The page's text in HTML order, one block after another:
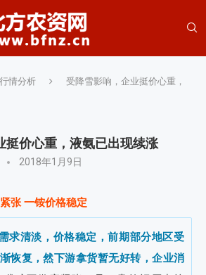
行情分析
受降雪影响，企业挺价心重，
挺价心重，液氨已出现续涨
2018年1月9日
张 一铵价格稳定
求清淡，价格稳定，前期部分地区受
恢复，然下游拿货暂无好转，企业消